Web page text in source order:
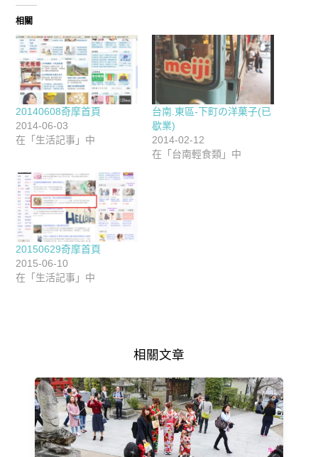
相關
20140608奇摩首頁
2014-06-03
在「生活記事」中
台南.東區-下町の洋菓子(已
歇業)
2014-02-12
在「台南輕食類」中
20150629奇摩首頁
2015-06-10
在「生活記事」中
相關文章